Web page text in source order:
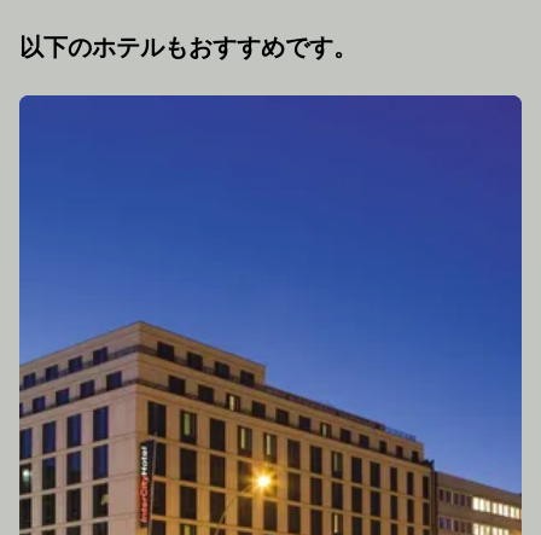
以下のホテルもおすすめです。